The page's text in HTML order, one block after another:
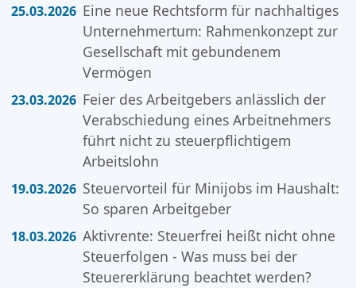
25.03.2026 Eine neue Rechtsform für nachhaltiges
Unternehmertum: Rahmenkonzept zur
Gesellschaft mit gebundenem
Vermögen
23.03.2026 Feier des Arbeitgebers anlässlich der
Verabschiedung eines Arbeitnehmers
führt nicht zu steuerpflichtigem
Arbeitslohn
19.03.2026 Steuervorteil für Minijobs im Haushalt:
So sparen Arbeitgeber
18.03.2026 Aktivrente: Steuerfrei heißt nicht ohne
Steuerfolgen - Was muss bei der
Steuererklärung beachtet werden?